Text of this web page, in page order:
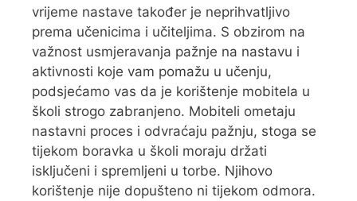
vrijeme nastave također je neprihvatljivo
prema učenicima i učiteljima. S obzirom na
važnost usmjeravanja pažnje na nastavu i
aktivnosti koje vam pomažu u učenju,
podsjećamo vas da je korištenje mobitela u
školi strogo zabranjeno. Mobiteli ometaju
nastavni proces i odvraćaju pažnju, stoga se
tijekom boravka u školi moraju držati
isključeni i spremljeni u torbe. Njihovo
korištenje nije dopušteno ni tijekom odmora.